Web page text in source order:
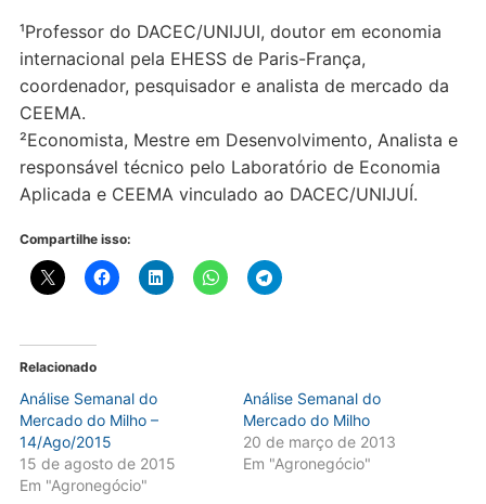
¹Professor do DACEC/UNIJUI, doutor em economia
internacional pela EHESS de Paris-França,
coordenador, pesquisador e analista de mercado da
CEEMA.
²Economista, Mestre em Desenvolvimento, Analista e
responsável técnico pelo Laboratório de Economia
Aplicada e CEEMA vinculado ao DACEC/UNIJUÍ.
Compartilhe isso:
Relacionado
Análise Semanal do
Mercado do Milho –
14/Ago/2015
15 de agosto de 2015
Em "Agronegócio"
Análise Semanal do
Mercado do Milho
20 de março de 2013
Em "Agronegócio"